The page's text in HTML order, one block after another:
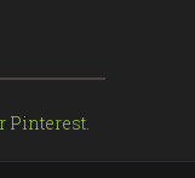
Pinterest.